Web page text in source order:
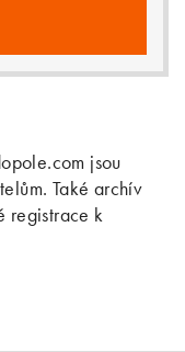
jsou
Také archív
registrace k